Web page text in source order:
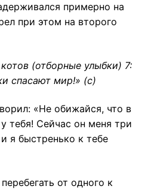
примерно на
при этом на второго
(отборные улыбки) 7:
спасают мир!» (с)
«Не обижайся, что в
тебя! Сейчас он меня три
я быстренько к тебе
от одного к